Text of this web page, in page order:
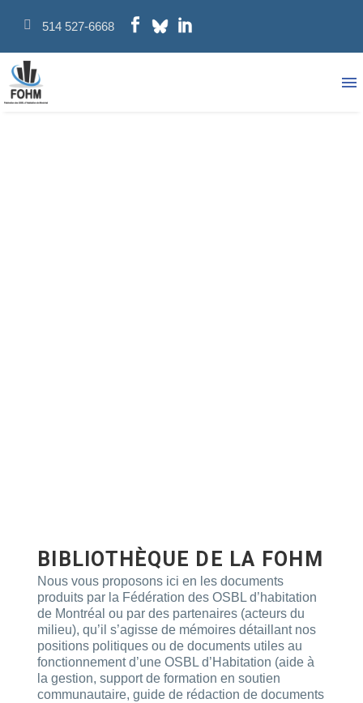
514 527-6668
BIBLIOTHÈQUE DE LA FOHM
Nous vous proposons ici en les documents
produits par la Fédération des OSBL d’habitation
de Montréal ou par des partenaires (acteurs du
milieu), qu’il s’agisse de mémoires détaillant nos
positions politiques ou de documents utiles au
fonctionnement d’une OSBL d’Habitation (aide à
la gestion, support de formation en soutien
communautaire, guide de rédaction de documents